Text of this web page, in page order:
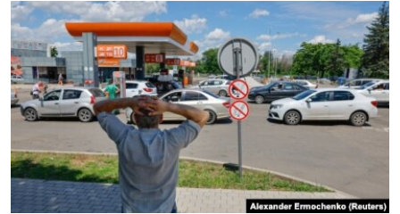
АРНАЙЫ ЖОБАЛАР
Русский
ЖАЗЫЛЫҢЫЗ
Басқа тілдерде